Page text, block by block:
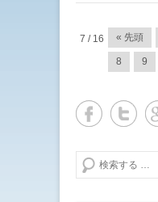
投稿ナビゲーション
7 / 16 « 先頭
8 9
検索する